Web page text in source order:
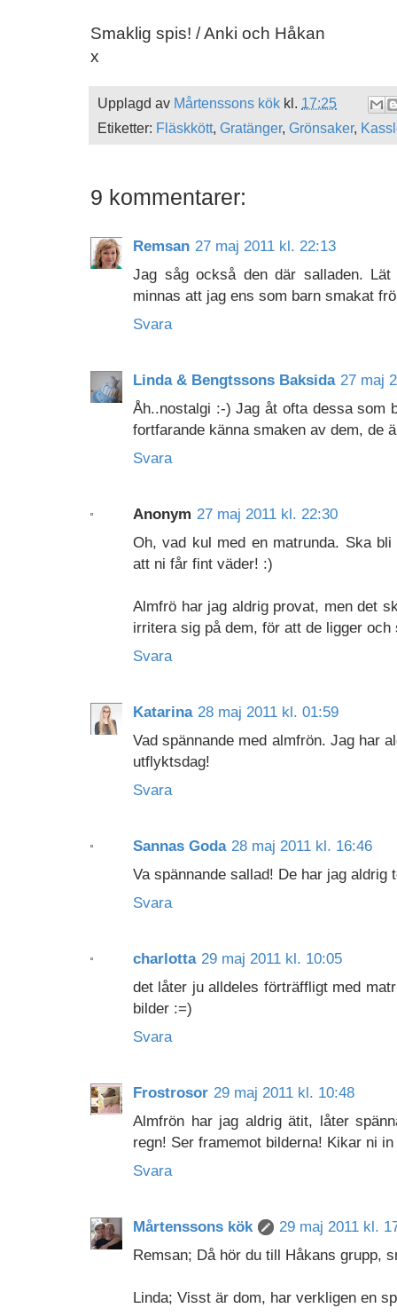
Smaklig spis! / Anki och Håkan
x
Upplagd av Mårtenssons kök kl. 17:25
Etiketter: Fläskkött, Gratänger, Grönsaker,
9 kommentarer:
Remsan 27 maj 2011 kl. 22:13
Jag såg också den där salladen.
minnas att jag ens som barn smakat
Svara
Linda & Bengtssons Baksida 27 maj
Åh..nostalgi :-) Jag åt ofta dessa som
fortfarande känna smaken av dem, de
Svara
Anonym 27 maj 2011 kl. 22:30
Oh, vad kul med en matrunda. Ska
att ni får fint väder! :)
Almfrö har jag aldrig provat, men det
irritera sig på dem, för att de ligger
Svara
Katarina 28 maj 2011 kl. 01:59
Vad spännande med almfrön. Jag har
utflyktsdag!
Svara
Sannas Goda 28 maj 2011 kl. 16:46
Va spännande sallad! De har jag aldrig
Svara
charlotta 29 maj 2011 kl. 10:05
det låter ju alldeles förträffligt med
bilder :=)
Svara
Frostrosor 29 maj 2011 kl. 10:48
Almfrön har jag aldrig ätit, låter
regn! Ser framemot bilderna! Kikar ni
Svara
Mårtenssons kök
29 maj 2011 kl.
Remsan; Då hör du till Håkans grupp,
Linda; Visst är dom, har verkligen en